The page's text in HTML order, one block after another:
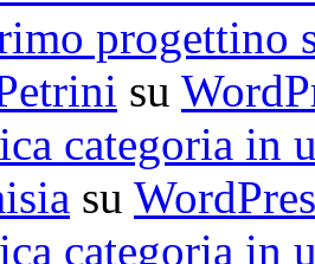
progettino
su
categoria in
su
categoria in